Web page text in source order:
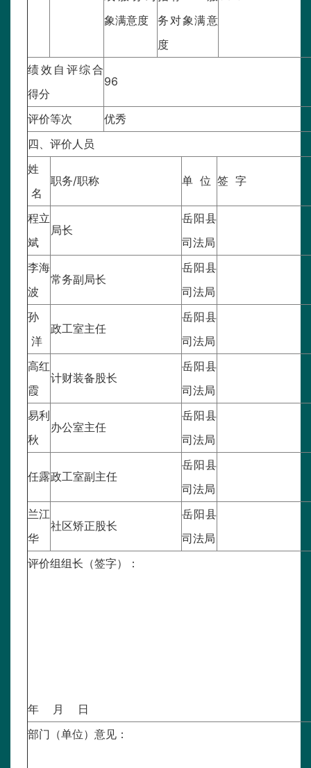
象满意度
务对象满意
度
绩效自评综合
得分
96
评价等次
优秀
四、评价人员
姓
名
职务/职称 单 位 签 字
程立
斌
局长
岳阳县
司法局
李海
波
常务副局长
岳阳县
司法局
孙
洋
政工室主任
岳阳县
司法局
高红
霞
计财装备股长
岳阳县
司法局
易利
秋
办公室主任
岳阳县
司法局
任露政工室副主任
岳阳县
司法局
兰江
华
社区矫正股长
岳阳县
司法局
评价组组长（签字）：
年 月 日
部门（单位）意见：